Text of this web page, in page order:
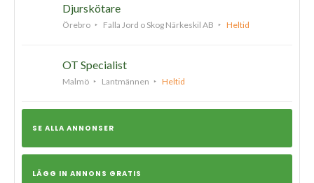
Djurskötare
Örebro Falla Jord o Skog Närkeskil AB Heltid
OT Specialist
Malmö Lantmännen Heltid
SE ALLA ANNONSER
LÄGG IN ANNONS GRATIS